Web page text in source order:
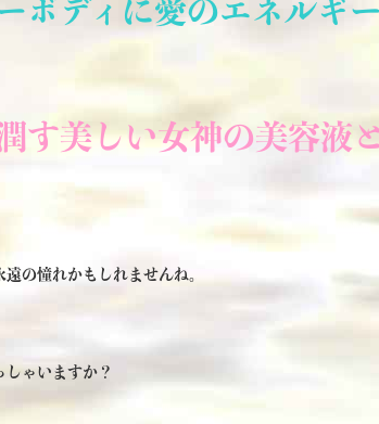
ボディに愛のエネルギ
す美しい女神の美容液
の憧れかもしれませんね。
しゃいますか？